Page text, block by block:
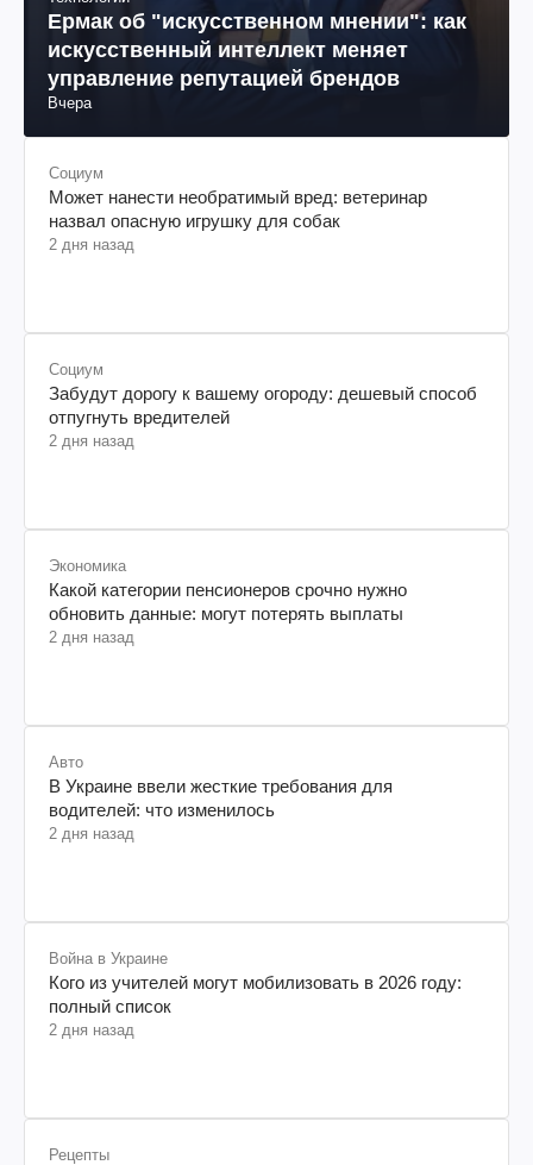
Ермак об "искусственном мнении": как
искусственный интеллект меняет
управление репутацией брендов
Вчера
Социум
Может нанести необратимый вред: ветеринар
назвал опасную игрушку для собак
2 дня назад
Социум
Забудут дорогу к вашему огороду: дешевый способ
отпугнуть вредителей
2 дня назад
Экономика
Какой категории пенсионеров срочно нужно
обновить данные: могут потерять выплаты
2 дня назад
Авто
В Украине ввели жесткие требования для
водителей: что изменилось
2 дня назад
Война в Украине
Кого из учителей могут мобилизовать в 2026 году:
полный список
2 дня назад
Рецепты